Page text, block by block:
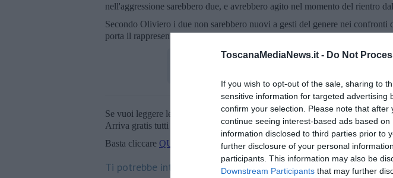
ToscanaMediaNews.it - Do Not
If you wish to opt-out of the sale, sharing to
sensitive information for targeted advertising
confirm your selection. Please note that
continue seeing interest-based ads based
information disclosed to third parties prior to
further disclosure of your personal
participants. This information may also be
Downstream Participants that may further
nell'aggressione sarebbero due, e avrebbero agito nel momento del rientro
Secondo Oliviero i due non sarebbero nuovi a gesti del genere nei confronti
porta il rappresentante sindacale a chiederne il trasferimento in due diversi e
Se vuoi leggere le notizie principali della Toscana iscriviti allaNewsletter
Arriva gratis tutti i giorni alle 20:00 direttamente nella tua casella di posta.
Basta cliccare QUI
Ti potrebbe interessare anche: